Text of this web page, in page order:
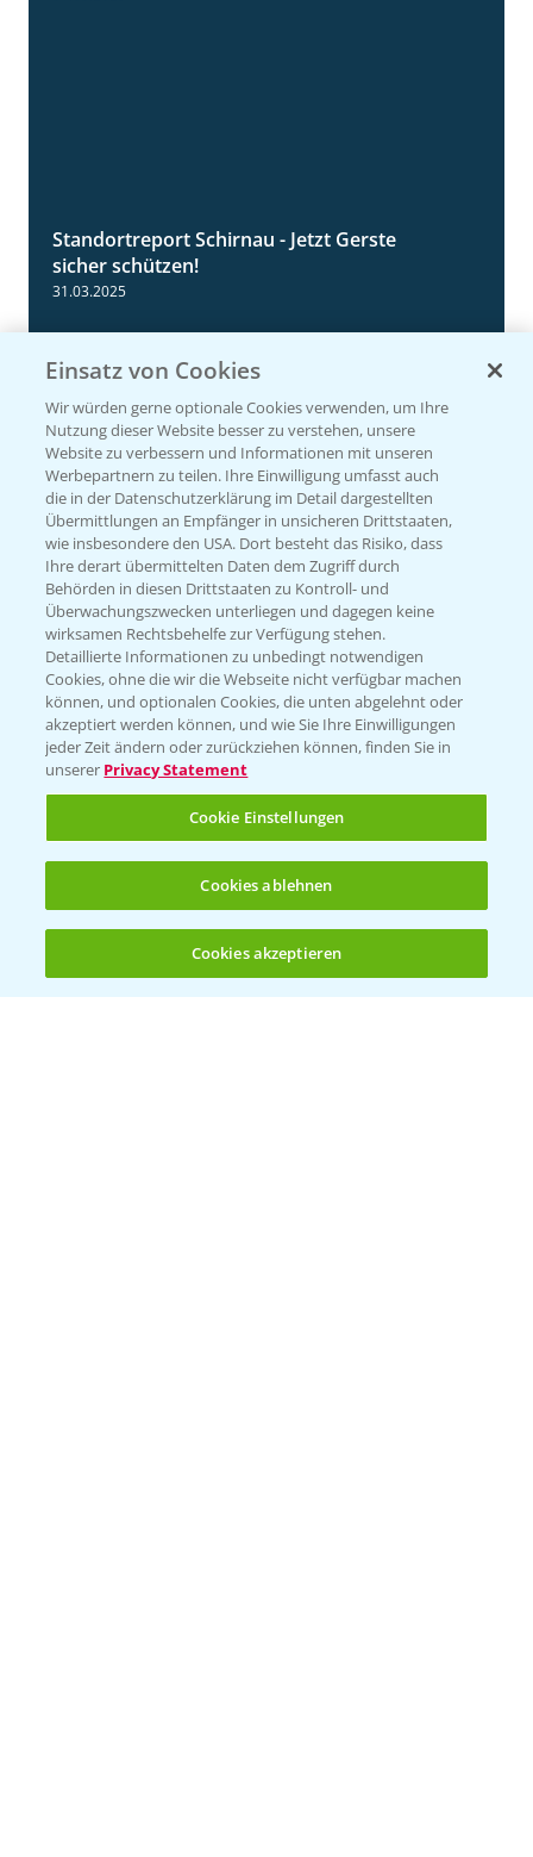
Standortreport Schirnau - Jetzt Gerste
sicher schützen!
31.03.2025
Standortreport Einbeck - Fungizidstrategien
im Vergleich
31.03.2025
6:05
Standortreport Raden - Fungizid
Dreifachbehandlung im Weizen
(noch 4)
Einsatz von Cookies
Wir würden gerne optionale Cookies verwenden, um Ihre
Nutzung dieser Website besser zu verstehen, unsere
Website zu verbessern und Informationen mit unseren
Werbepartnern zu teilen. Ihre Einwilligung umfasst auch
die in der Datenschutzerklärung im Detail dargestellten
Übermittlungen an Empfänger in unsicheren Drittstaaten,
wie insbesondere den USA. Dort besteht das Risiko, dass
Ihre derart übermittelten Daten dem Zugriff durch
Behörden in diesen Drittstaaten zu Kontroll- und
Überwachungszwecken unterliegen und dagegen keine
wirksamen Rechtsbehelfe zur Verfügung stehen.
Detaillierte Informationen zu unbedingt notwendigen
Cookies, ohne die wir die Webseite nicht verfügbar machen
können, und optionalen Cookies, die unten abgelehnt oder
akzeptiert werden können, und wie Sie Ihre Einwilligungen
jeder Zeit ändern oder zurückziehen können, finden Sie in
unserer Privacy Statement
Cookie Einstellungen
Cookies ablehnen
Cookies akzeptieren